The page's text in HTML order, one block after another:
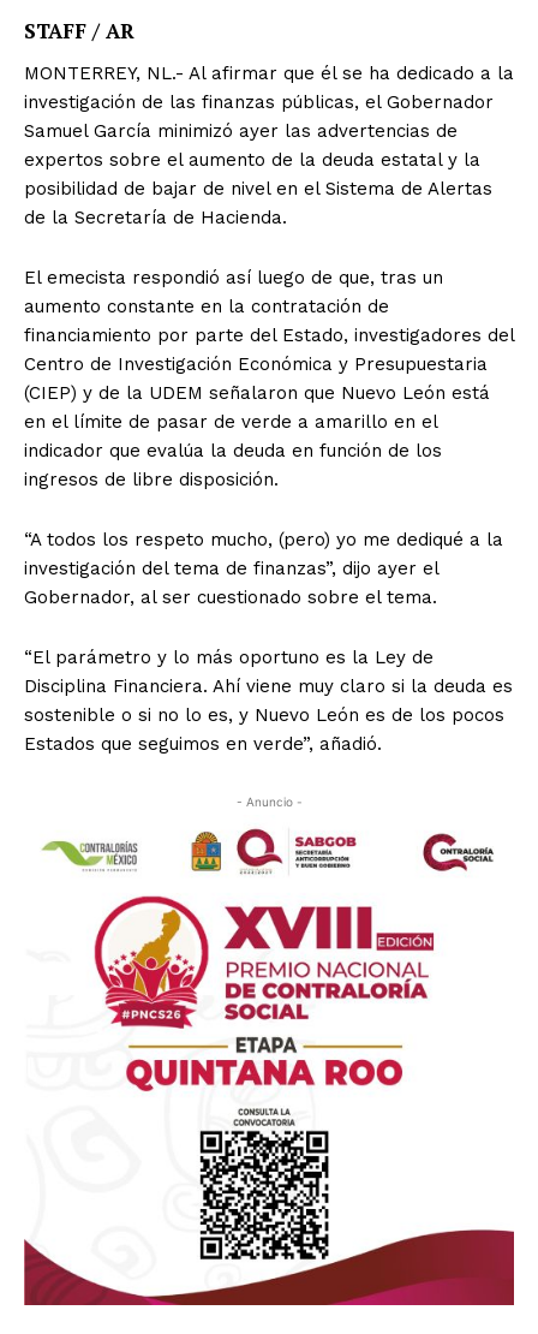
STAFF / AR
MONTERREY, NL.- Al afirmar que él se ha dedicado a la
investigación de las finanzas públicas, el Gobernador
Samuel García minimizó ayer las advertencias de
expertos sobre el aumento de la deuda estatal y la
posibilidad de bajar de nivel en el Sistema de Alertas
de la Secretaría de Hacienda.
El emecista respondió así luego de que, tras un
aumento constante en la contratación de
financiamiento por parte del Estado, investigadores del
Centro de Investigación Económica y Presupuestaria
(CIEP) y de la UDEM señalaron que Nuevo León está
en el límite de pasar de verde a amarillo en el
indicador que evalúa la deuda en función de los
ingresos de libre disposición.
“A todos los respeto mucho, (pero) yo me dediqué a la
investigación del tema de finanzas”, dijo ayer el
Gobernador, al ser cuestionado sobre el tema.
“El parámetro y lo más oportuno es la Ley de
Disciplina Financiera. Ahí viene muy claro si la deuda es
sostenible o si no lo es, y Nuevo León es de los pocos
Estados que seguimos en verde”, añadió.
- Anuncio -